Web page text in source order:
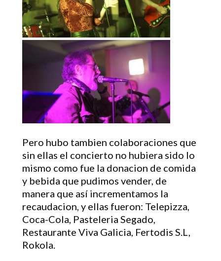
Pero hubo tambien colaboraciones que
sin ellas el concierto no hubiera sido lo
mismo como fue la donacion de comida
y bebida que pudimos vender, de
manera que así incrementamos la
recaudacion, y ellas fueron: Telepizza,
Coca-Cola, Pasteleria Segado,
Restaurante Viva Galicia, Fertodis S.L,
Rokola.